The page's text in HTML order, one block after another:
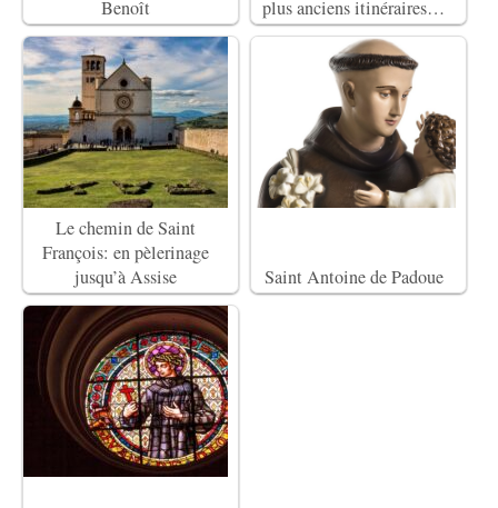
Benoît plus anciens itinéraires…
Le chemin de Saint
François: en pèlerinage
jusqu’à Assise
Saint Antoine de Padoue